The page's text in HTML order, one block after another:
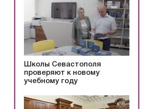
Школы Севастополя
проверяют к новому
учебному году